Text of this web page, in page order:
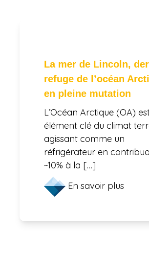
La mer de Lincoln,
refuge de l’océan
en pleine mutation
L’Océan Arctique (OA)
élément clé du climat
agissant comme un
réfrigérateur en
~10% à la […]
En savoir plus